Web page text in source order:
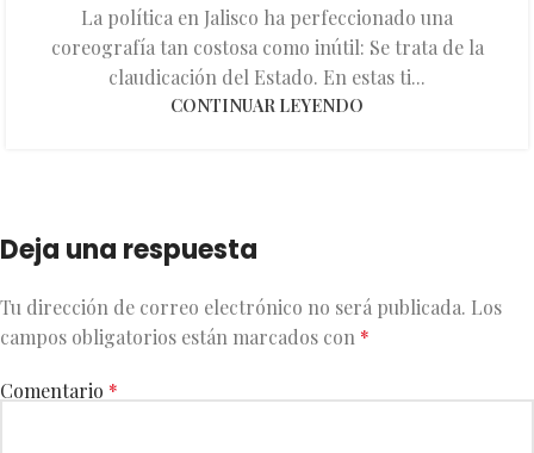
La política en Jalisco ha perfeccionado una
coreografía tan costosa como inútil: Se trata de la
claudicación del Estado. En estas ti...
CONTINUAR LEYENDO
Deja una respuesta
Tu dirección de correo electrónico no será publicada. Los
campos obligatorios están marcados con *
Comentario *